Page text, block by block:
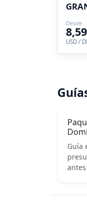
Desde
USD /
Guía